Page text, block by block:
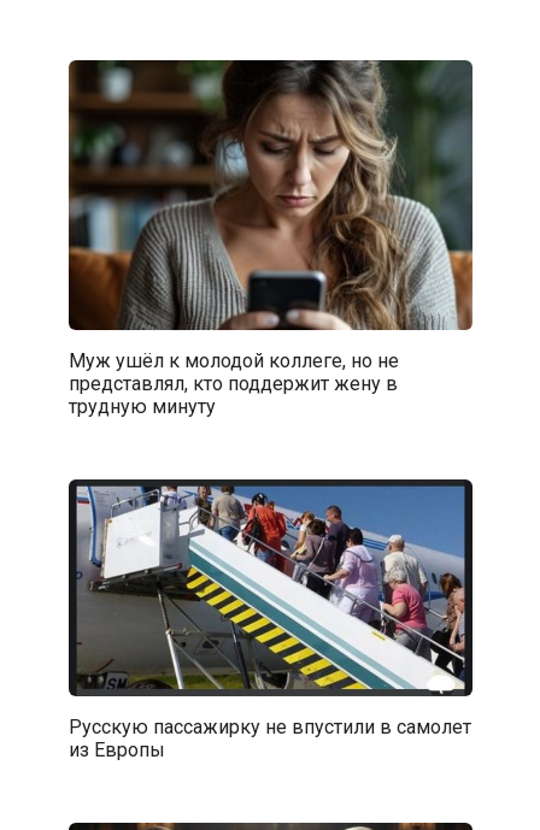
Муж ушёл к молодой коллеге, но не
представлял, кто поддержит жену в
трудную минуту
Русскую пассажирку не впустили в самолет
из Европы